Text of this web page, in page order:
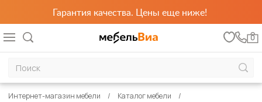
Гарантия качества. Цены еще ниже!
0
Интернет-магазин мебели
Каталог мебели